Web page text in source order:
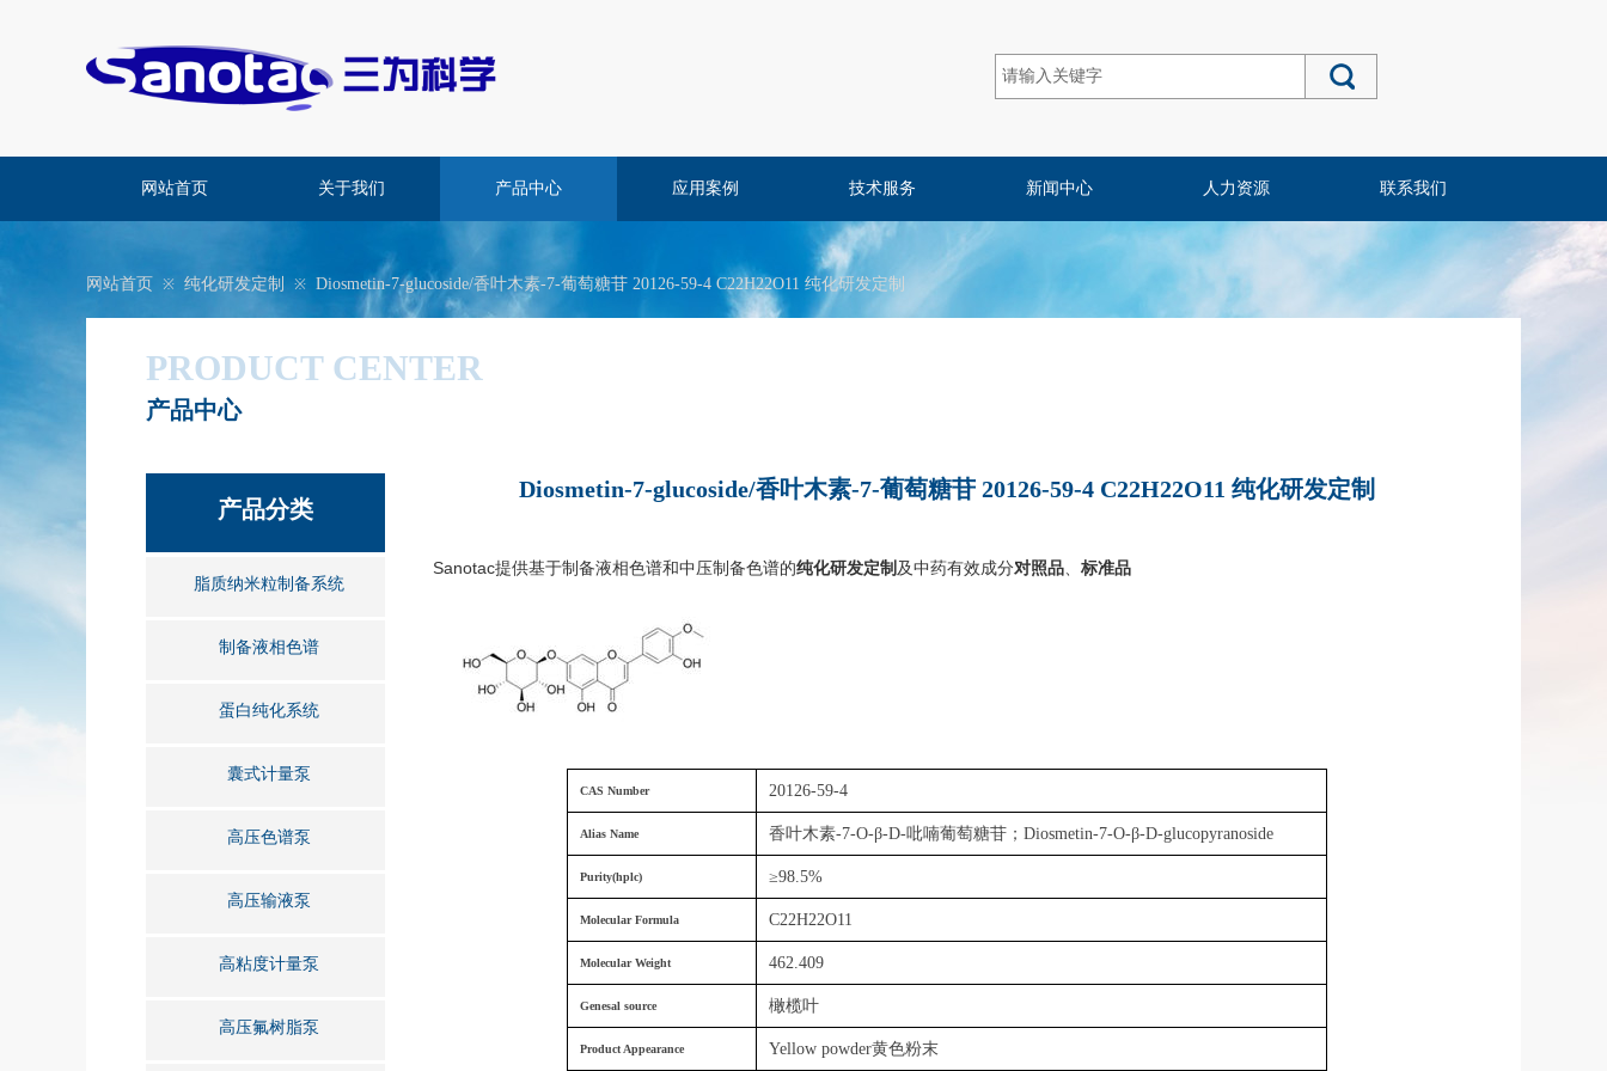
网站首页 关于我们 产品中心 应用案例 技术服务 新闻中心 人力资源 联系我们
网站首页 ※ 纯化研发定制 ※ Diosmetin-7-glucoside/香叶木素-7-葡萄糖苷 20126-59-4 C22H22O11 纯化研发定制
​产品分类
脂质纳米粒制备系统
制备液相色谱
蛋白纯化系统
囊式计量泵
高压色谱泵
高压输液泵
高粘度计量泵
高压氟树脂泵
PRODUCT CENTER
产品中心
Diosmetin-7-glucoside/香叶木素-7-葡萄糖苷 20126-59-4 C22H22O11 纯化研发定制
Sanotac提供基于制备液相色谱和中压制备色谱的纯化研发定制 及中药有效成分对照品 标准品
CAS Number 20126-59-4
Alias Name 香叶木素-7-O-β-D-吡喃葡萄糖苷；Diosmetin-7-O-β-D-glucopyranoside
Purity(hplc) ≥98.5%
Molecular Formula C22H22O11
Molecular Weight 462.409
Genesal source 橄榄叶
Product Appearance Yellow powder黄色粉末